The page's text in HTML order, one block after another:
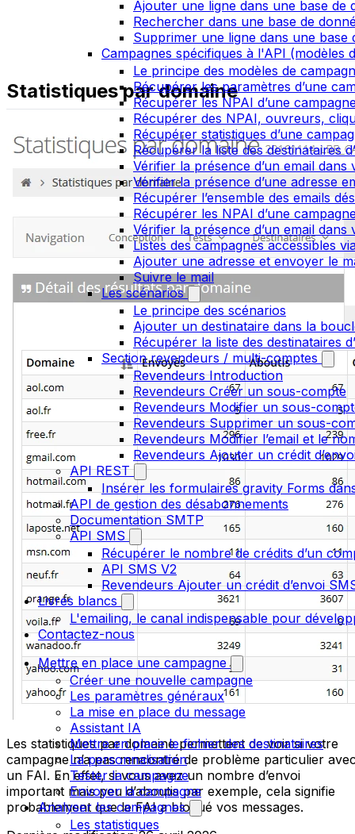
Ajouter une ligne dans une base de
Rechercher dans une base de
Supprimer une ligne dans une base
Campagnes spécifiques à l'API (modèles
Le principe des modèles de
Récupérer les paramètres d’une
Récupérer les NPAI d’une
Récupérer des NPAI, ouvreurs,
Récupérer statistiques d’une
Récupérer la liste des destinataires
Vérifier la présence d’un email dans
Vérifier la présence d’une adresse
Récupérer l’ensemble des emails
Récupérer les NPAI d’une
Vérifier la présence d’un email dans
Listes des campagnes accessibles
Ajouter une adresse et envoyer le
Suivre le mail
Les scénarios
Le principe des scénarios
Ajouter un destinataire dans la
Récupérer la liste des destinataires
Section revendeurs / multi-comptes
Revendeurs Introduction
Revendeurs Créer un sous-compte
Revendeurs Modifier un sous-
Revendeurs Supprimer un sous-
Revendeurs Modifier l’email et le
Revendeurs Ajouter un crédit
API REST
Insérer les formulaires gravity Forms
API de gestion des désabonnements
Documentation SMTP
API SMS
Récupérer le nombre de crédits d’un
API SMS V2
Revendeurs Ajouter un crédit d’envoi
Livres blancs
L'emailing, le canal indispensable pour
Contactez-nous
Mettre en place une campagne
Créer une nouvelle campagne
Les paramètres généraux
La mise en place du message
Assistant IA
Mettre en place le fichier des destinataires
La personnalisation
Tester la campagne
Envoyer la campagne
Analyser les campagnes
Les statistiques
Statistiques par domaine
Les statistiques par domaine permettent de voir si votre
campagne n’a pas rencontré de problème particulier
un FAI. En effet, si vous avez un nombre d’envoi
important mais peu d’aboutis par exemple, cela signifie
probablement que le FAI a bloqué vos messages.